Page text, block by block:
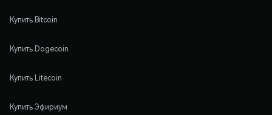
Купить Bitcoin
Купить Dogecoin
Купить Litecoin
Купить Эфириум